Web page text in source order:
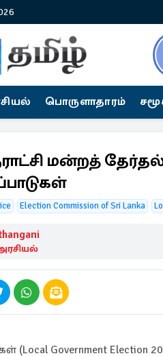
பொருளாதாரம்
மன்றத் தேர்தல்
Election Commission of Sri Lanka
(Local Government